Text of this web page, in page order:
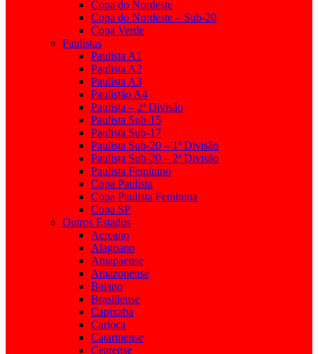
Copa do Nordeste
Copa do Nordeste – Sub-20
Copa Verde
Paulistas
Paulista A1
Paulista A2
Paulista A3
Paulistão A4
Paulista – 2ª Divisão
Paulista Sub-15
Paulista Sub-17
Paulista Sub-20 – 1ª Divisão
Paulista Sub-20 – 2ª Divisão
Paulista Feminino
Copa Paulista
Copa Paulista Feminina
Copa SP
Outros Estados
Acreano
Alagoano
Amapaense
Amazonense
Baiano
Brasiliense
Capixaba
Carioca
Catarinense
Cearense